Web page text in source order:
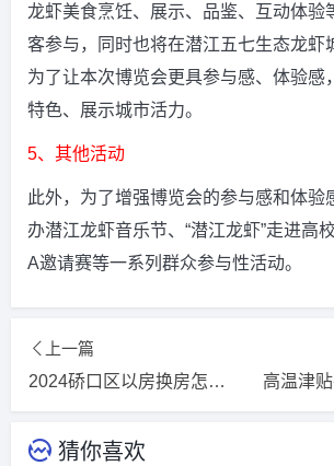
龙虾美食烹饪、展示、品鉴、互动体验
客参与，同时也将在潜江五七生态龙虾
为了让本次博览会更具参与感、体验感
特色、展示城市活力。
5、其他活动
此外，为了增强博览会的参与感和体验
办潜江龙虾音乐节、“潜江龙虾”走进高
A邀请赛等一系列群众参与性活动。
上一篇
2024硚口区以房换房怎么申请(申请条件+申请入口+申请流程)_今日已更新
猜你喜欢